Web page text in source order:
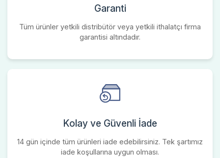
Garanti
Tüm ürünler yetkili distribütör veya yetkili ithalatçı firma
garantisi altındadır.
Kolay ve Güvenli İade
14 gün içinde tüm ürünleri iade edebilirsiniz. Tek şartımız
iade koşullarına uygun olması.